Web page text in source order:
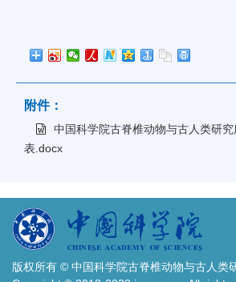
附件：
中国科学院古脊椎动物与古人类研
表.docx
版权所有 © 中国科学院古脊椎动物与古人类